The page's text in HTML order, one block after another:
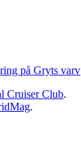
på Gryts varv
Cruiser Club.
.